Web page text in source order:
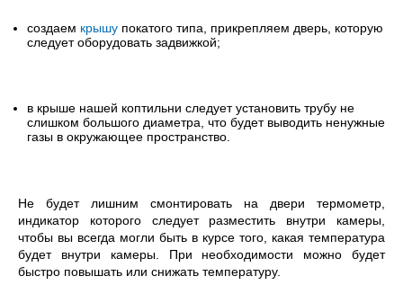
создаем крышу покатого типа, прикрепляем дверь, которую
следует оборудовать задвижкой;
в крыше нашей коптильни следует установить трубу не
слишком большого диаметра, что будет выводить ненужные
газы в окружающее пространство.
Не будет лишним смонтировать на двери термометр,
индикатор которого следует разместить внутри камеры,
чтобы вы всегда могли быть в курсе того, какая температура
будет внутри камеры. При необходимости можно будет
быстро повышать или снижать температуру.